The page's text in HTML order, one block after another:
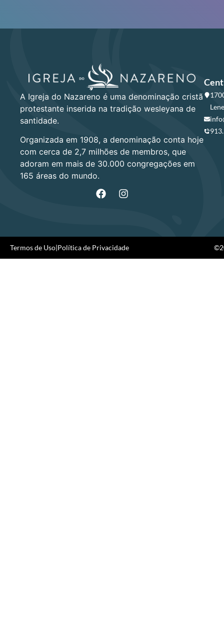
A Igreja do Nazareno é uma denominação cristã
protestante inserida na tradição wesleyana de
santidade.
Organizada em 1908, a denominação conta hoje
com cerca de 2,7 milhões de membros, que
adoram em mais de 30.000 congregações em
165 áreas do mundo.
Termos de Uso|Política de Privacidade